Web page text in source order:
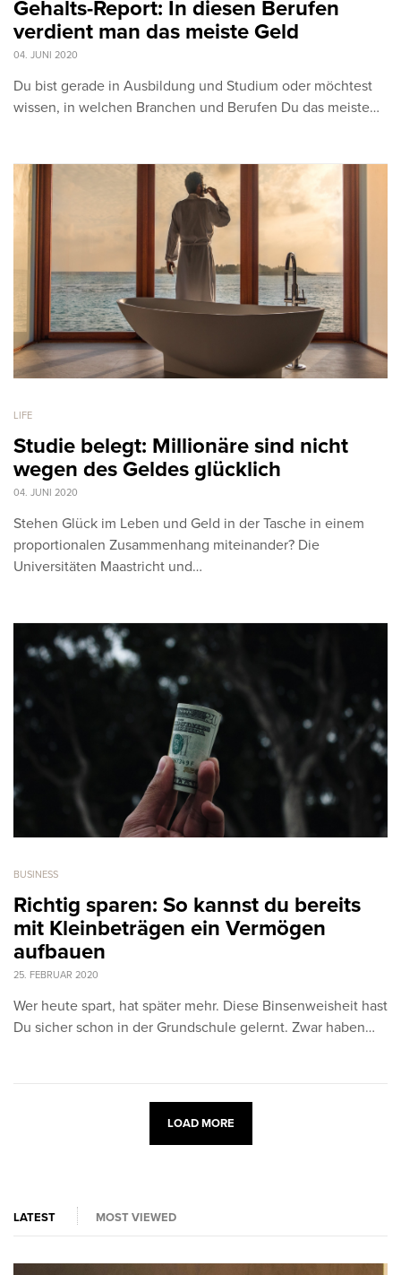
Gehalts-Report: In diesen Berufen
verdient man das meiste Geld
04. JUNI 2020
Du bist gerade in Ausbildung und Studium oder möchtest
wissen, in welchen Branchen und Berufen Du das meiste…
LIFE
Studie belegt: Millionäre sind nicht
wegen des Geldes glücklich
04. JUNI 2020
Stehen Glück im Leben und Geld in der Tasche in einem
proportionalen Zusammenhang miteinander? Die
Universitäten Maastricht und…
BUSINESS
Richtig sparen: So kannst du bereits
mit Kleinbeträgen ein Vermögen
aufbauen
25. FEBRUAR 2020
Wer heute spart, hat später mehr. Diese Binsenweisheit hast
Du sicher schon in der Grundschule gelernt. Zwar haben…
LOAD MORE
LATEST MOST VIEWED